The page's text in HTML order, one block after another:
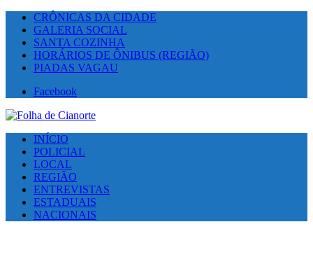
CRÔNICAS DA CIDADE
GALERIA SOCIAL
SANTA COZINHA
HORÁRIOS DE ÔNIBUS (REGIÃO)
PIADAS VAGAU
Facebook
INÍCIO
POLICIAL
LOCAL
REGIÃO
ENTREVISTAS
ESTADUAIS
NACIONAIS